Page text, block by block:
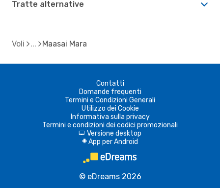
Tratte alternative
Voli Maasai Mara
Contatti
Domande frequenti
Termini e Condizioni Generali
Utilizzo dei Cookie
Informativa sulla privacy
Termini e condizioni dei codici promozionali
d Versione desktop
A App per Android
© eDreams 2026